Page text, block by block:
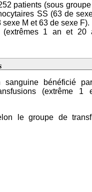
patients (sous
SS (63 de
M et 63 de sexe F).
(extrêmes 1 an et 20
sanguine bénéficié
(extrême 1
le groupe de